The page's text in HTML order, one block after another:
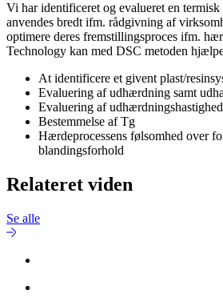
Vi har identificeret og evalueret en termisk
anvendes bredt ifm. rådgivning af
optimere deres fremstillingsproces ifm.
Technology kan med DSC metoden
At identificere et givent plast/
Evaluering af udhærdning samt
Evaluering af
Bestemmelse af Tg
Hærdeprocessens følsomhed over
blandingsforhold
Relateret viden
Se alle